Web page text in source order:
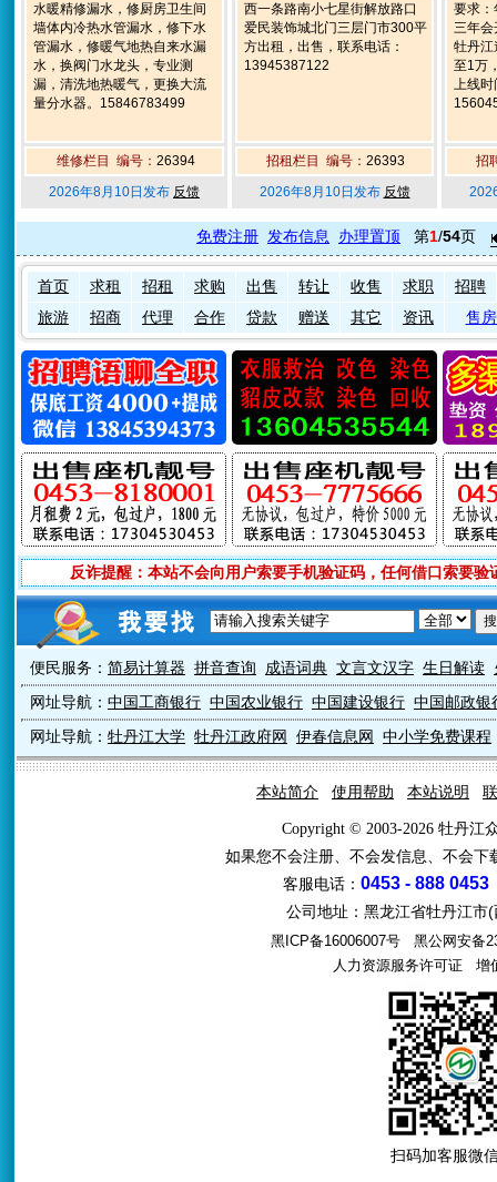
水暖精修漏水，修厨房卫生间
墙体内冷热水管漏水，修下水
管漏水，修暖气地热自来水漏
水，换阀门水龙头，专业测
漏，清洗地热暖气，更换大流
量分水器。15846783499
维修栏目 编号： 26394
2026年8月10日发布 反馈
西一条路南小七星街解放路口
爱民装饰城北门三层门市300平
方出租，出售，联系电话：
13945387122
招租栏目 编号： 26393
2026年8月10日发布 反馈
要求：
三年会
牡丹江
至1万
上线时
招
免费注册 发布信息 办理置顶 第1/54页
首页 求租 招租 求购 出售 转让 收售 求职
招聘
旅游
招商 代理 合作 贷款 赠送 其它 资讯 售
反诈提醒：本站不会向用户索要手机验证码，任何借口索要
便民服务： 简易计算器 拼音查询 成语词典 文言文汉字 生日解读
网址导航： 中国工商银行 中国农业银行 中国建设银行 中国邮政银
网址导航： 牡丹江大学 牡丹江政府网 伊春信息网 中小学免费课程
本站简介 使用帮助 本站说明
Copyright © 2003-2026 牡丹江
如果您不会注册、不会发信息、不会
客服电话： 0453 - 888 0453
公司地址：黑龙江省牡丹江市
黑ICP备16006007号
黑公网安备
人力资源服务许可证增值
扫码加客服微